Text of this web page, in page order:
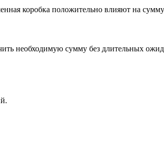
коробка положительно влияют на сумму
необходимую сумму без длительных